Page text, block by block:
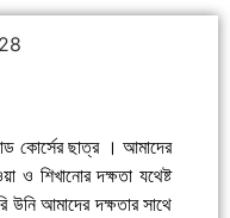
কোর্সের ছাত্র । আমাদের
ও শিখানোর দক্ষতা যথেষ্ট
আমাদের দক্ষতার সাথে